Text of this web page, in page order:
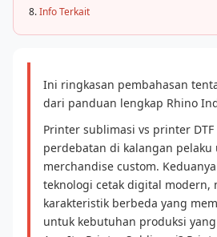
Info Terkait
Ini ringkasan pembahasan
dari panduan lengkap Rhino
Printer sublimasi vs printer
perdebatan di kalangan pelaku
merchandise custom.
teknologi cetak digital modern,
karakteristik berbeda yang
untuk kebutuhan produksi